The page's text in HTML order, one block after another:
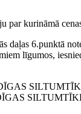
kurināmā
6.punktā
līgumos,